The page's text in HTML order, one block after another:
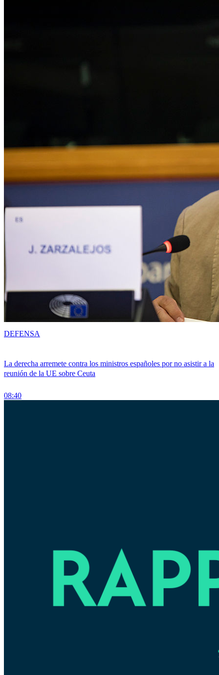
La derecha arremete contra los ministros españoles por no asistir a la
reunión de la UE sobre Ceuta
08:40
DEFENSA